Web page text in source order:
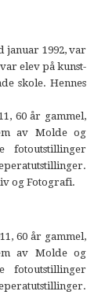
januar 1992, var
elev på kunst-
skole. Hennes
60 år gammel,
av Molde og
fotoutstillinger
og Fotografi.
60 år gammel,
av Molde og
fotoutstillinger